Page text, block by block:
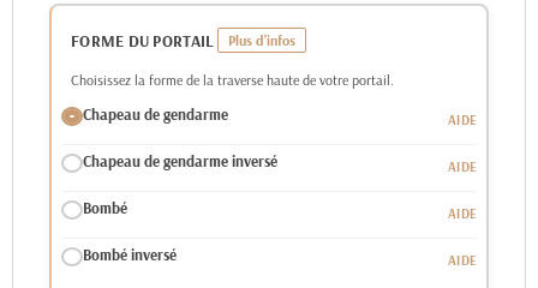
FORME DU PORTAIL
Choisissez la forme de la traverse haute de votre portail.
Chapeau de gendarme
Chapeau de gendarme inversé
Bombé
Bombé inversé